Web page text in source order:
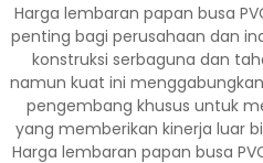
Harga lembaran papan busa
penting bagi perusahaan dan
konstruksi serbaguna dan
namun kuat ini
pengembang khusus untuk
yang memberikan kinerja luar
Harga lembaran papan busa